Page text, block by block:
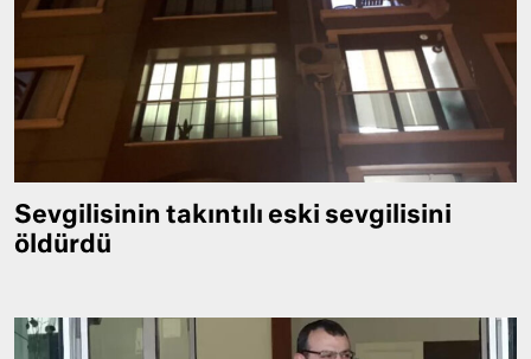
Sevgilisinin takıntılı eski sevgilisini
öldürdü